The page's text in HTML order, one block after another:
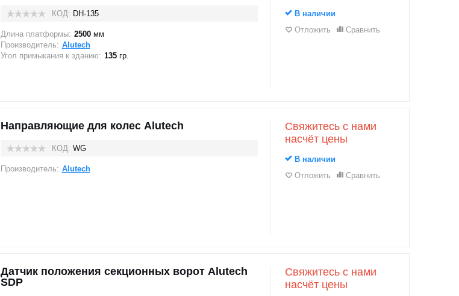
КОД: DH-135
Длина платформы: 2500мм
Производитель: Alutech
Угол примыкания к зданию: 135 гр.
В наличии
Отложить
Сравнить
Направляющие для колес Alutech
КОД: WG
Производитель: Alutech
Свяжитесь с нами
насчёт цены
В наличии
Отложить
Сравнить
Датчик положения секционных ворот Alutech
SDP
Свяжитесь с нами
насчёт цены